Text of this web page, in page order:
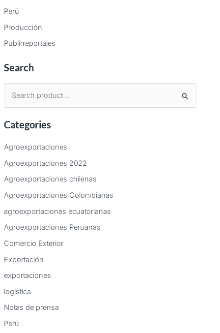
Perú
Producción
Publirreportajes
Search
s
r
p
o
r
:
Categories
Agroexportaciones
Agroexportaciones 2022
Agroexportaciones chilenas
Agroexportaciones Colombianas
agroexportaciones ecuatorianas
Agroexportaciones Peruanas
Comercio Exterior
Exportación
exportaciones
logística
Notas de prensa
Perú